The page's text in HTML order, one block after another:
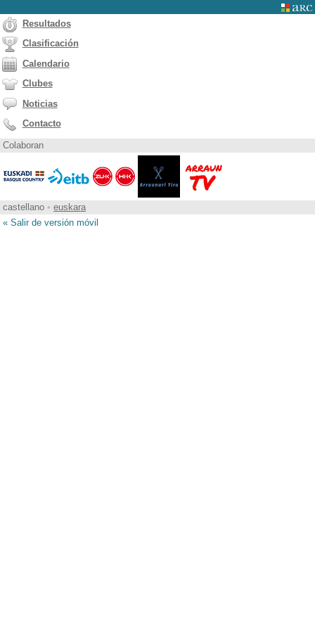
Resultados
Clasificación
Calendario
Clubes
Noticias
Contacto
Colaboran
castellano • euskara
« Salir de versión móvil